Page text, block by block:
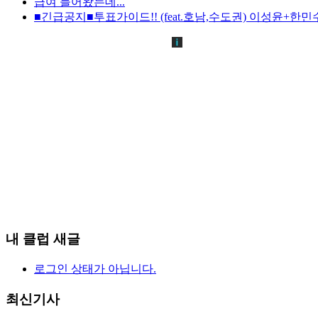
■긴급공지■투표가이드!! (feat.호남,수도권) 이성윤+한민
내 클럽 새글
로그인 상태가 아닙니다.
최신기사